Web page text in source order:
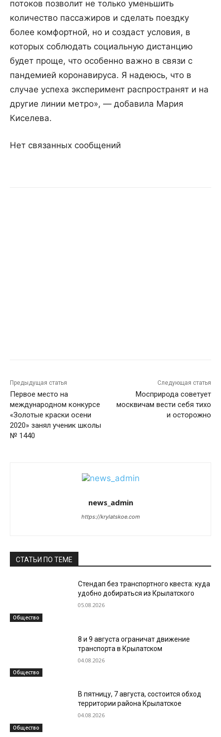
потоков позволит не только уменьшить
количество пассажиров и сделать поездку
более комфортной, но и создаст условия, в
которых соблюдать социальную дистанцию
будет проще, что особенно важно в связи с
пандемией коронавируса. Я надеюсь, что в
случае успеха эксперимент распространят и на
другие линии метро», — добавила Мария
Киселева.
Нет связанных сообщений
Предыдущая статья
Первое место на
международном конкурсе
«Золотые краски осени
2020» занял ученик школы
№ 1440
Следующая статья
Мосприрода советует
москвичам вести себя тихо
и осторожно
news_admin
https://krylatskoe.com
СТАТЬИ ПО ТЕМЕ
Общество
Стендап без транспортного квеста: куда
удобно добираться из Крылатского
05.08.2026
Общество
8 и 9 августа ограничат движение
транспорта в Крылатском
04.08.2026
Общество
В пятницу, 7 августа, состоится обход
территории района Крылатское
04.08.2026